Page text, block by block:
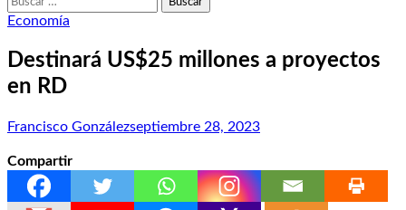
Economía
Destinará US$25 millones a proyectos
en RD
Francisco Gonzálezseptiembre 28, 2023
Compartir